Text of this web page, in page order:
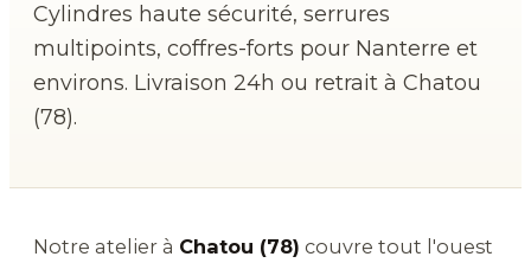
Cylindres haute sécurité, serrures
multipoints, coffres-forts pour Nanterre et
environs. Livraison 24h ou retrait à Chatou
(78).
Notre atelier à Chatou (78) couvre tout l'ouest